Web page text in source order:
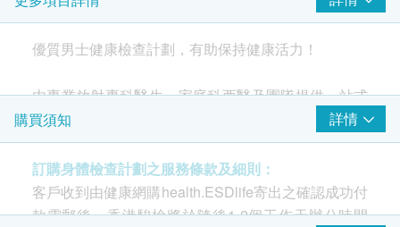
癌胚抗原 (腸癌)
甲種胚胎蛋白 (肝)
病毒抗體EBV (鼻咽癌)
癌抗原 72.4 (胃)
總前列腺癌抗原 (只限男士)
游離前列腺癌抗原 (只限男士)
心臟檢查
靜態心電圖
利用X光穿透人體，再經電腦處理，得出清晰的器官或組織的
影像
HK$1,600.0
幽門螺旋菌吹氣測試
幽門螺旋菌可引致多種胃病，如胃痛、胃氣、胃炎、胃酸倒
流。幽門螺旋菌吹氣測試即能知道有否受幽門螺旋桿菌感染。
HK$1,000.0
優質男士健康檢查計劃，有助保持健康活力！
由專業放射專科醫生，家庭科西醫及團隊提供一站式
服務，切合要求高的您。
此計劃為男士而設：由專業放射專科醫生及家庭科西
醫團隊提供一站式服務，更切合您的需要，包括：超
聲波檢查，肺部X光，靜態心電圖，冠心病風險檢
購買須知 詳情
訂購身體檢查計劃之服務條款及細則：
客戶收到由健康網購health.ESDlife寄出之確認成功付
款電郵後，香港駿檢將於隨後1-2個工作天辦公時間